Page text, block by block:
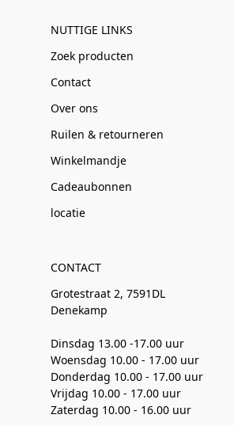
NUTTIGE LINKS
Zoek producten
Contact
Over ons
Ruilen & retourneren
Winkelmandje
Cadeaubonnen
locatie
CONTACT
Grotestraat 2, 7591DL
Denekamp
Dinsdag 13.00 -17.00 uur
Woensdag 10.00 - 17.00 uur
Donderdag 10.00 - 17.00 uur
Vrijdag 10.00 - 17.00 uur
Zaterdag 10.00 - 16.00 uur